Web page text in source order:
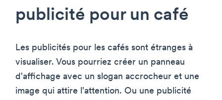
publicité pour un café
Les publicités pour les cafés sont étranges à
visualiser. Vous pourriez créer un panneau
d'affichage avec un slogan accrocheur et une
image qui attire l'attention. Ou une publicité